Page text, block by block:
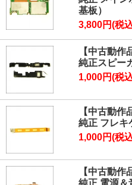
基板）
3,800円(税
【中古動
純正スピー
1,000円(税
【中古動
純正 フレキ
1,000円(税
【中古動
純正 電源＆